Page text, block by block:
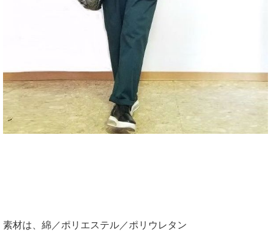
素材は、綿／ポリエステル／ポリウレタン